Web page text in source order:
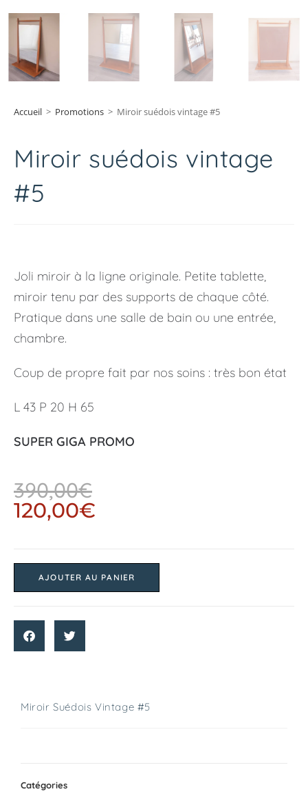
Accueil > Promotions > Miroir suédois vintage #5
Miroir suédois vintage
#5
Joli miroir à la ligne originale. Petite tablette,
miroir tenu par des supports de chaque côté.
Pratique dans une salle de bain ou une entrée,
chambre.
Coup de propre fait par nos soins : très bon état
L 43 P 20 H 65
SUPER GIGA PROMO
390,00€
120,00€
AJOUTER AU PANIER
Miroir Suédois Vintage #5
Catégories